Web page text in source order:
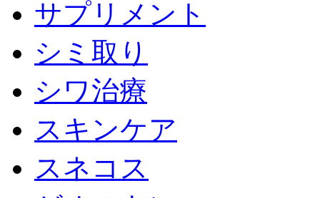
サプリメント
シミ取り
シワ治療
スキンケア
スネコス